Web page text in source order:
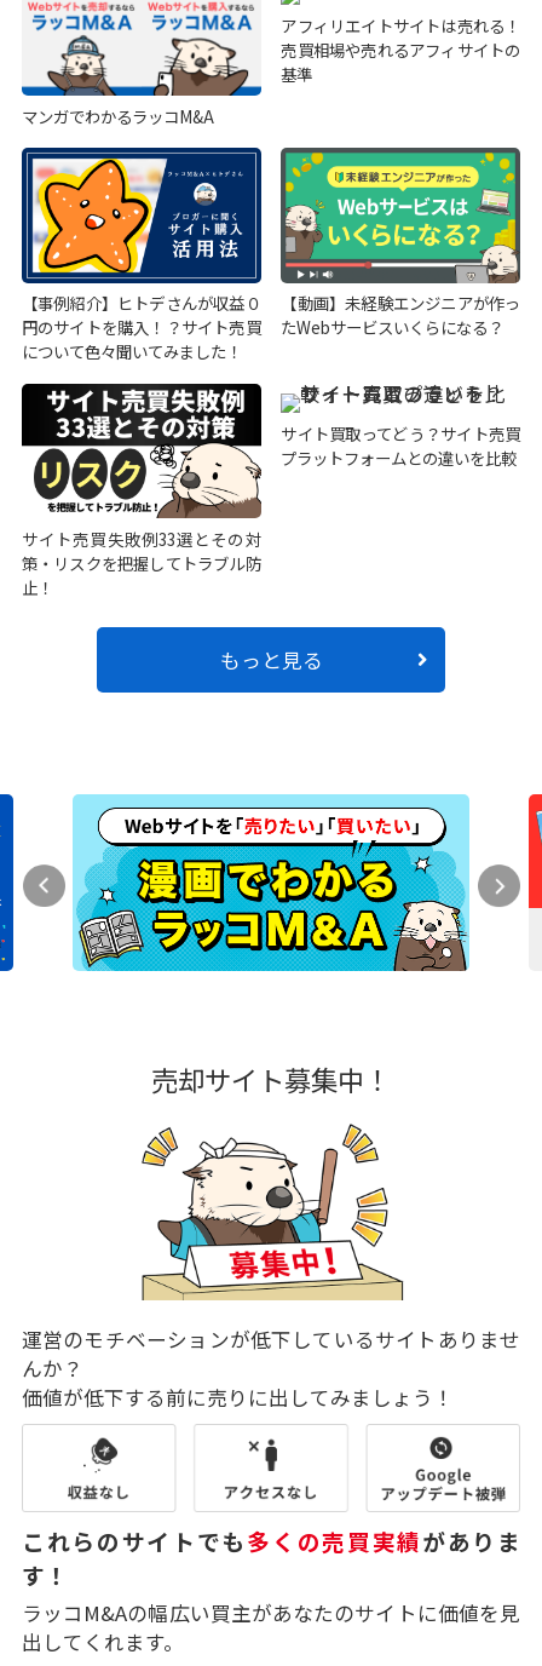
マンガでわかるラッコM&A
アフィリエイトサイトは売れる！
売買相場や売れるアフィサイトの
基準
【事例紹介】ヒトデさんが収益０
円のサイトを購入！？サイト売買
について色々聞いてみました！
【動画】未経験エンジニアが作っ
たWebサービスいくらになる？
サイト売買失敗例33選とその対
策・リスクを把握してトラブル防
止！
サイト買取ってどう？サイト売買
プラットフォームとの違いを比較
もっと見る
売却サイト募集中！
運営のモチベーションが低下しているサイトありませ
んか？
価値が低下する前に売りに出してみましょう！
これらのサイトでも多くの売買実績がありま
す！
ラッコM&Aの幅広い買主があなたのサイトに価値を見
出してくれます。